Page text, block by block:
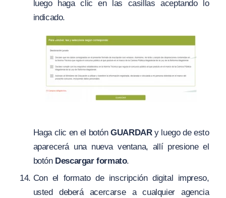
luego haga clic en las casillas aceptando lo
indicado.
Haga clic en el botónGUARDARy luego de esto
aparecerá una nueva ventana, allí presione el
botón Descargar formato.
Con el formato de inscripción digital impreso,
usted deberá acercarse a cualquier agencia